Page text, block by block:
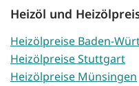
Heizöl und
Heizölpreise Baden-
Heizölpreise Stuttgart
Heizölpreise Münsingen